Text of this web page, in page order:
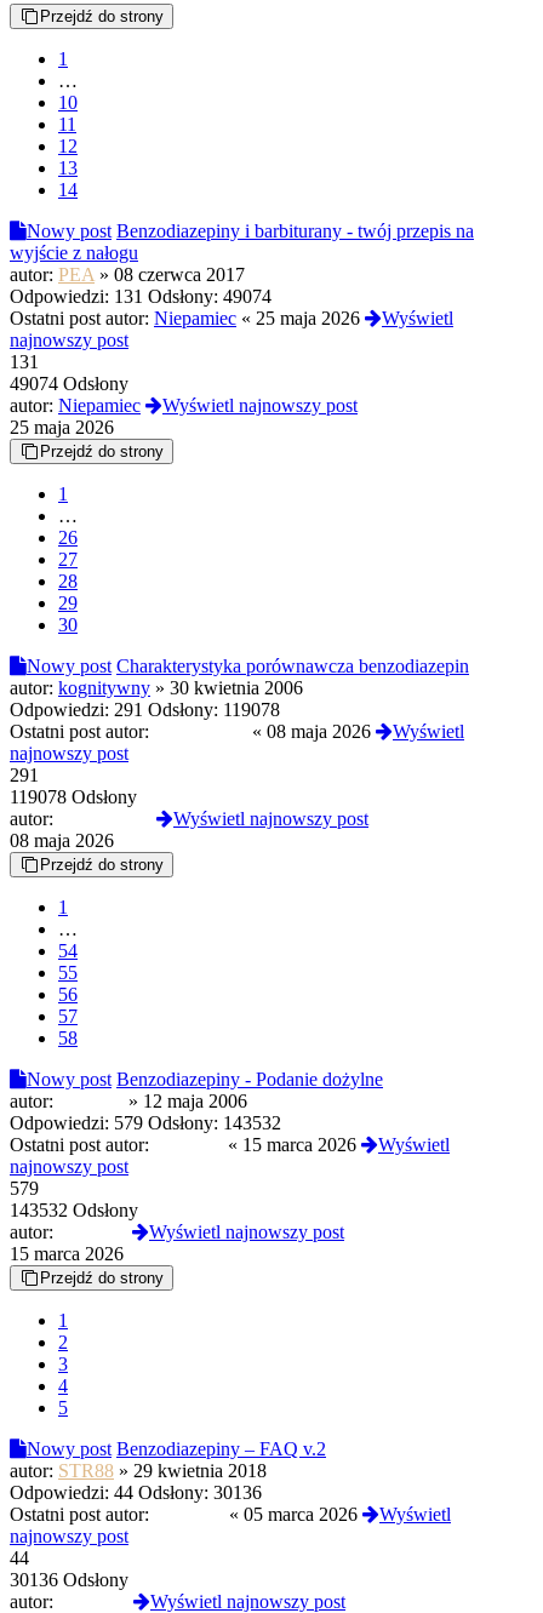
Przejdź do strony
1
…
10
11
12
13
14
Nowy post Benzodiazepiny i barbiturany - twój przepis na
wyjście z nałogu
autor: PEA » 08 czerwca 2017
Odpowiedzi: 131 Odsłony: 49074
Ostatni post autor: Niepamiec « 25 maja 2026
Wyświetl
najnowszy post
131
49074 Odsłony
autor: Niepamiec
Wyświetl najnowszy post
25 maja 2026
Przejdź do strony
1
…
26
27
28
29
30
Nowy post Charakterystyka porównawcza benzodiazepin
autor: kognitywny » 30 kwietnia 2006
Odpowiedzi: 291 Odsłony: 119078
Ostatni post autor:
« 08 maja 2026
Wyświetl
najnowszy post
291
119078 Odsłony
autor:
Wyświetl najnowszy post
08 maja 2026
Przejdź do strony
1
…
54
55
56
57
58
Nowy post Benzodiazepiny - Podanie dożylne
autor:
» 12 maja 2006
Odpowiedzi: 579 Odsłony: 143532
Ostatni post autor:
« 15 marca 2026
Wyświetl
najnowszy post
579
143532 Odsłony
autor:
Wyświetl najnowszy post
15 marca 2026
Przejdź do strony
1
2
3
4
5
Nowy post Benzodiazepiny – FAQ v.2
autor: STR88 » 29 kwietnia 2018
Odpowiedzi: 44 Odsłony: 30136
Ostatni post autor:
« 05 marca 2026
Wyświetl
najnowszy post
44
30136 Odsłony
autor:
Wyświetl najnowszy post